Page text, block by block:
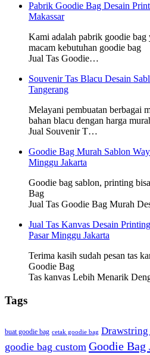
Pabrik Goodie Bag Desain
Makassar
Kami adalah pabrik goodie bag
macam kebutuhan goodie bag
Jual Tas Goodie…
Souvenir Tas Blacu Desain
Tangerang
Melayani pembuatan berbagai
bahan blacu dengan harga
Jual Souvenir T…
Goodie Bag Murah Sablon
Minggu Jakarta
Goodie bag sablon, printing
Bag
Jual Tas Goodie Bag Murah
Jual Tas Kanvas Desain
Pasar Minggu Jakarta
Terima kasih sudah pesan tas
Goodie Bag
Tas kanvas Lebih Menarik
Tags
buat goodie bag cetak goodie bag Drawstring
goodie bag custom Goodie Bag